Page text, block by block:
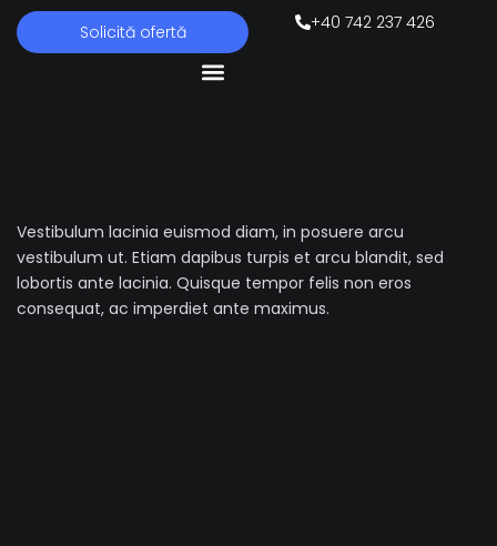
Skip
Solicită ofertă +40 742 237 426
Meniu
Vestibulum lacinia euismod diam, in posuere arcu
vestibulum ut. Etiam dapibus turpis et arcu blandit, sed
lobortis ante lacinia. Quisque tempor felis non eros
consequat, ac imperdiet ante maximus.